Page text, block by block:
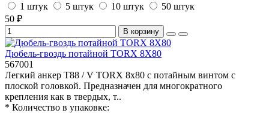
1 штук
5 штук 10 штук
50 штук
50 ₽
В корзину
Дюбель-гвоздь потайной TORX 8X80
567001
Легкий анкер T88 / V TORX 8x80 с потайным винтом с
плоской головкой. Предназначен для многократного
крепления как в твердых, т..
* Количество в упаковке: